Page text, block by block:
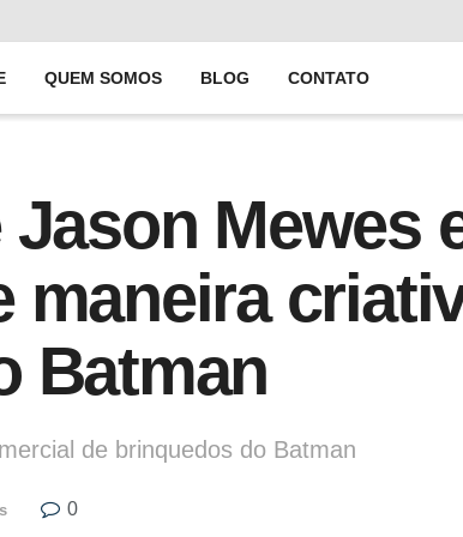
QUEM SOMOS BLOG CONTATO
Mewes
maneira
Batman
de brinquedos do Batman
0